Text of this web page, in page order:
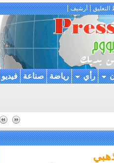
أرشيف
رأي رياضة صناعة فيديو